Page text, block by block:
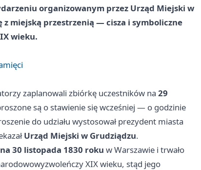
organizowanym przez Urząd Miejski w
z miejską przestrzenią — cisza i symboliczne
wieku.
zaplanowali zbiórkę uczestników na 29
są o stawienie się wcześniej — o godzinie
do udziału wystosował prezydent miasta
Urząd Miejski w Grudziądzu.
30 listopada 1830 roku w Warszawie i trwało
XIX wieku, stąd jego